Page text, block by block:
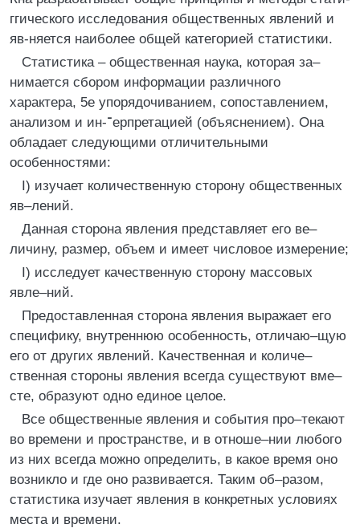
ггического исследования общественных явлений и
яв-няется наиболее общей категорией статистики.
Статистика – общественная наука, которая за–
нимается сбором информации различного
характера, 5е упорядочиванием, сопоставлением,
анализом и ин-־ерпретацией (объяснением). Она
обладает следующими отличительными
особенностями:
I) изучает количественную сторону общественных
яв–лений.
Данная сторона явления представляет его ве–
личину, размер, объем и имеет числовое измерение;
I) исследует качественную сторону массовых
явле–ний.
Предоставленная сторона явления выражает его
специфику, внутреннюю особенность, отличаю–щую
его от других явлений. Качественная и количе–
ственная стороны явления всегда существуют вме–
сте, образуют одно единое целое.
Все общественные явления и события про–текают
во времени и пространстве, и в отноше–нии любого
из них всегда можно определить, в какое время оно
возникло и где оно развивается. Таким об–разом,
статистика изучает явления в конкретных условиях
места и времени.